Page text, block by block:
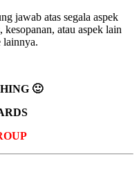
jawab atas segala aspek
atau aspek lain
lainnya.
🙂